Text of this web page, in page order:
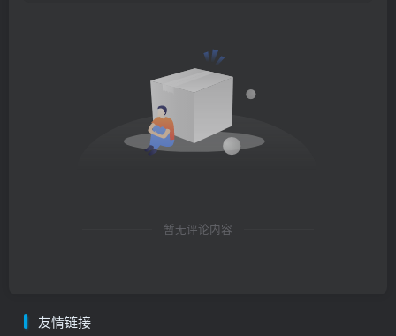
暂无评论内容
友情链接